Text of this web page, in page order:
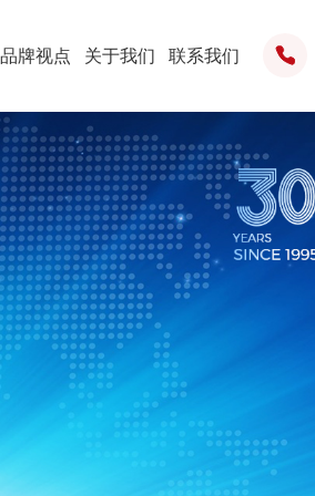
品牌视点 关于我们 联系我们